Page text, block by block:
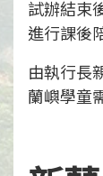
試辦結束
進行課後
由執行長
蘭嶼學童